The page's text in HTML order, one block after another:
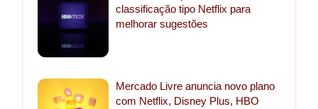
classificação tipo Netflix para
melhorar sugestões
Mercado Livre anuncia novo plano
com Netflix, Disney Plus, HBO